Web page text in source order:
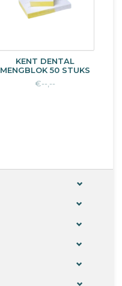
KENT DENTAL
MENGBLOK 50 STUKS
€--,--